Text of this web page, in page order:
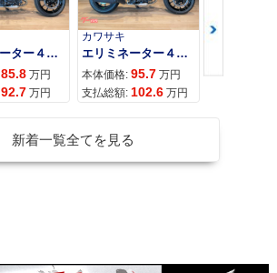
エリミネーター４００
85.8 万円
92.7 万円
カワサキ
エリミネーター４００ＳＥ
本体価格: 95.7 万円
支払総額: 102.6 万円
カワサキ
本体価格:
新着一覧全てを見る